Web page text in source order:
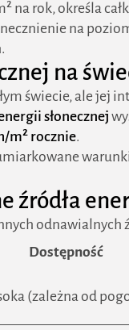
na rok, określa
na
na
świecie, ale jej
słonecznej
m² rocznie.
źródła
odnawialnych
Dostępność
(zależna od